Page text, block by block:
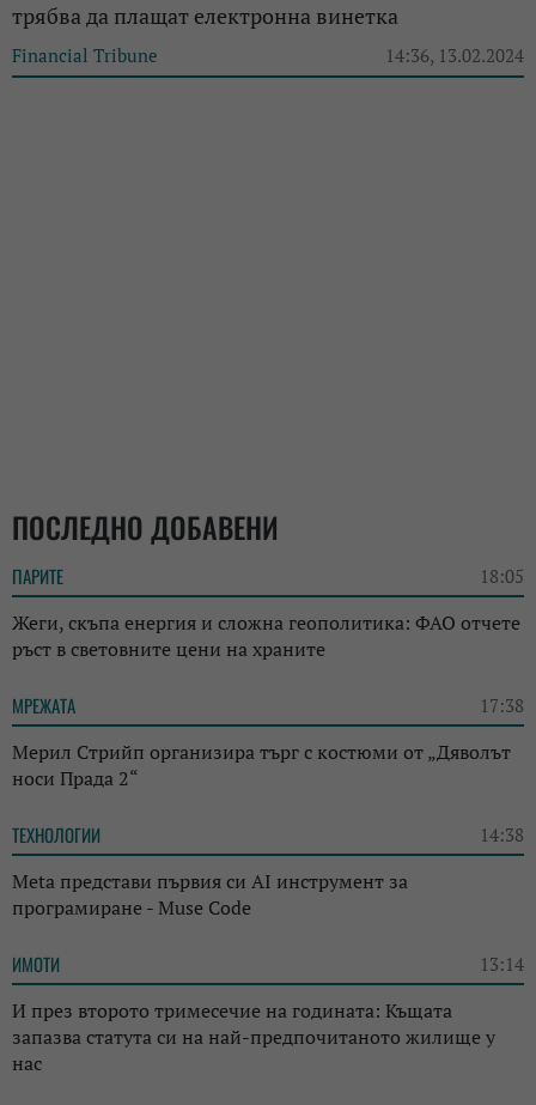
трябва да плащат електронна винетка
Financial Tribune 14:36, 13.02.2024
ПОСЛЕДНО ДОБАВЕНИ
ПАРИТЕ 18:05
Жеги, скъпа енергия и сложна геополитика: ФАО отчете
ръст в световните цени на храните
МРЕЖАТА 17:38
Мерил Стрийп организира търг с костюми от „Дяволът
носи Прада 2“
ТЕХНОЛОГИИ 14:38
Meta представи първия си AI инструмент за
програмиране - Muse Code
ИМОТИ 13:14
И през второто тримесечие на годината: Къщата
запазва статута си на най-предпочитаното жилище у
нас